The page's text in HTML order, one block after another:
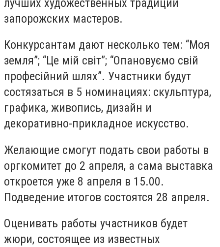
запорожских мастеров.
Конкурсантам дают несколько тем: “Моя
земля”; “Це мій світ”; “Опановуємо свій
професійний шлях”. Участники будут
состязаться в 5 номинациях: скульптура,
графика, живопись, дизайн и
декоративно-прикладное искусство.
Желающие смогут подать свои работы в
оргкомитет до 2 апреля, а сама выставка
откроется уже 8 апреля в 15.00.
Подведение итогов состоятся 28 апреля.
Оценивать работы участников будет
жюри, состоящее из известных